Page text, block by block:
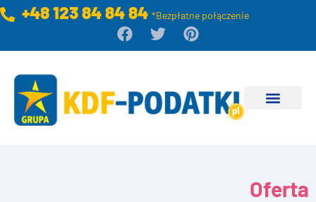
+48 123 84 84 84*Bezpłatne połączenie
Oferta